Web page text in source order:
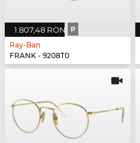
1.807,48 RON P
Ray-Ban
FRANK - 9208T0